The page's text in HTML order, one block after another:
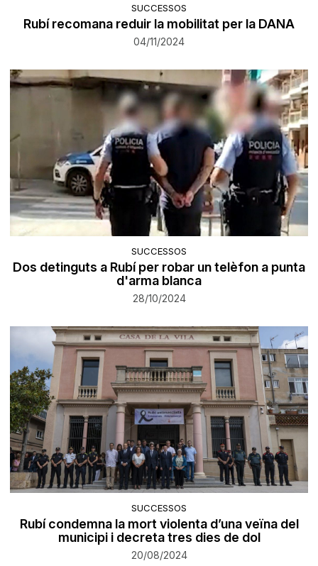
SUCCESSOS
Rubí recomana reduir la mobilitat per la DANA
04/11/2024
SUCCESSOS
Dos detinguts a Rubí per robar un telèfon a punta
d'arma blanca
28/10/2024
SUCCESSOS
Rubí condemna la mort violenta d’una veïna del
municipi i decreta tres dies de dol
20/08/2024